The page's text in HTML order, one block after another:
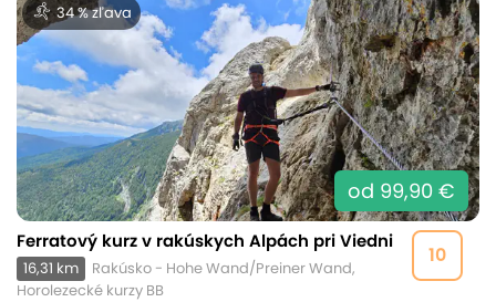
34 % zľava
od 99,90 €
10
Ferratový kurz v rakúskych Alpách pri Viedni
16,31 km
Rakúsko - Hohe Wand/Preiner Wand,
Horolezecké kurzy BB